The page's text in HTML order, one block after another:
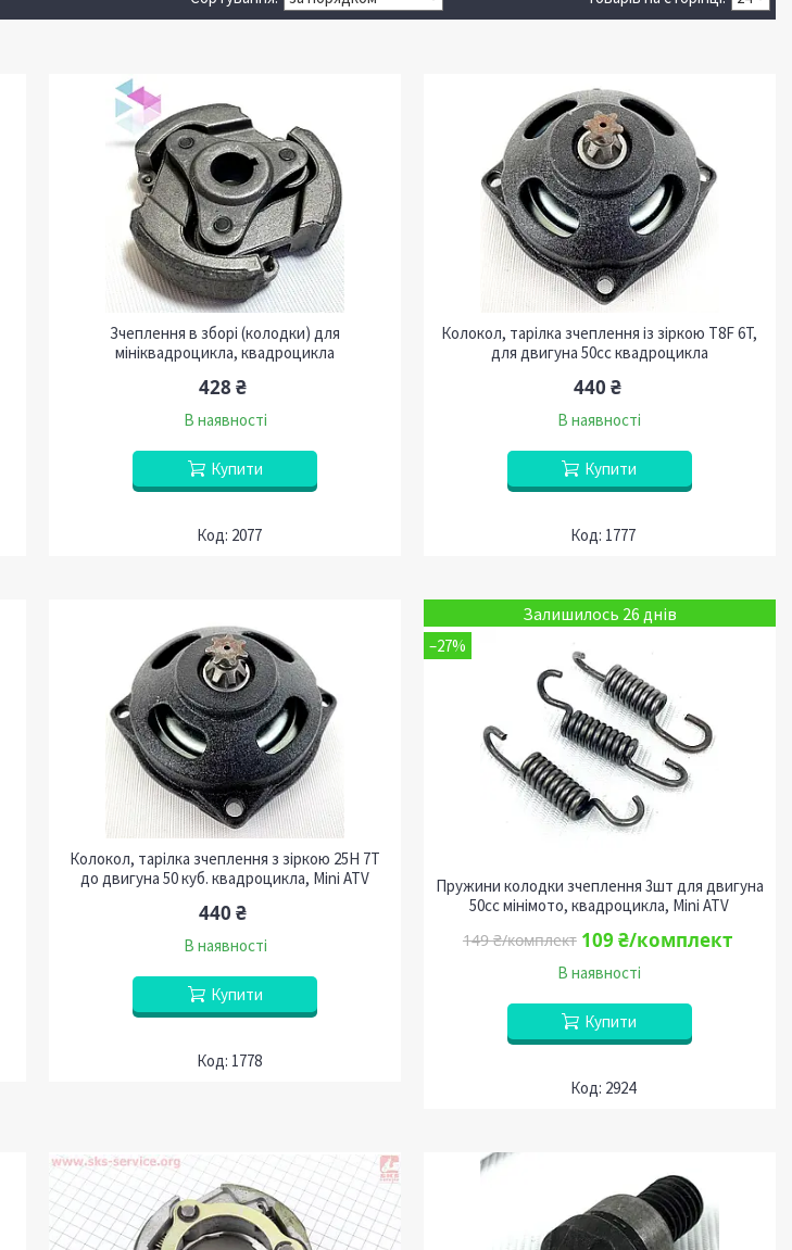
Зчеплення в зборі (колодки) для
мініквадроцикла, квадроцикла
428 ₴
В наявності
Купити
2077
Колокол, тарілка зчеплення із зіркою T8F 6T,
для двигуна 50сс квадроцикла
440 ₴
В наявності
Купити
1777
Колокол, тарілка зчеплення з зіркою 25Н 7Т
до двигуна 50 куб. квадроцикла, Mini ATV
440 ₴
В наявності
Купити
1778
Залишилось 26 днів
–27%
Пружини колодки зчеплення 3шт для двигуна
50cc мінімото, квадроцикла, Mini ATV
149 ₴/комплект 109 ₴/комплект
В наявності
Купити
2924